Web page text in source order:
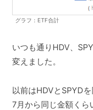
グラフ：ETF合計
いつも通りHDV、
変えました。
以前はHDVとSPYD
7月から同じ金額くら